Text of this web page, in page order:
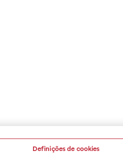
Definições de cookies